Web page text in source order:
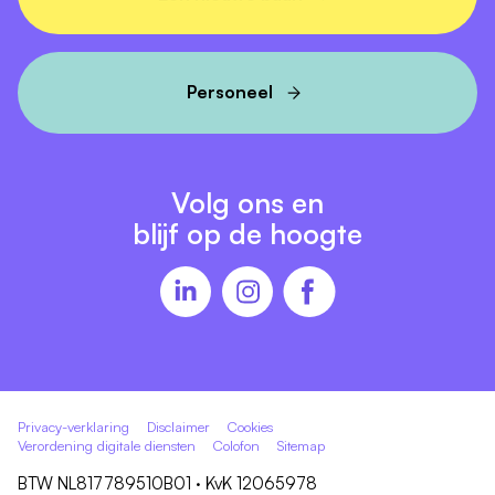
Functie eisen
HBO-diploma Verpleegkunde
Geldige BIG-registratie
Bevoegd en bekwaam op het vakgebied
Rijbewijs en beschikking over eigen vervoer
Wijkverpleegkundige
Personeel
Volg ons en
blijf op de hoogte
Privacy-verklaring Disclaimer
Cookies
Verordening digitale diensten
Colofon Sitemap
BTW NL817789510B01 · KvK 12065978